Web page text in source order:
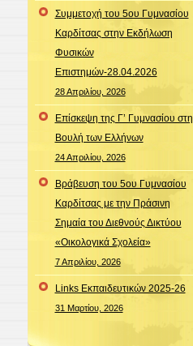
Συμμετοχή του 5ου Γυμνασίου
Καρδίτσας στην Εκδήλωση
Φυσικών
Επιστημών-28.04.2026
28 Απριλίου, 2026
Επίσκεψη της Γ’ Γυμνασίου στη
Βουλή των Ελλήνων
24 Απριλίου, 2026
Βράβευση του 5ου Γυμνασίου
Καρδίτσας με την Πράσινη
Σημαία του Διεθνούς Δικτύου
«Οικολογικά Σχολεία»
7 Απριλίου, 2026
Links Εκπαιδευτικών 2025-26
31 Μαρτίου, 2026